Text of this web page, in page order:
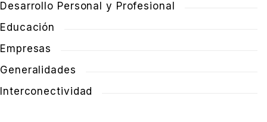
Desarrollo Personal y Profesional
Educación
Empresas
Generalidades
Interconectividad